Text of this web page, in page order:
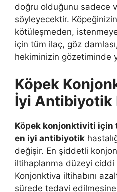
doğru olduğunu sadece
söyleyecektir.
kötüleşmeden,
için tüm ilaç, göz
hekiminizin gözetiminde
Köpek
İyi Antibiyotik
Köpek konjonktiviti
en iyi antibiyotik
değişir. En şiddetli
iltihaplanma düzeyi
Konjonktiva iltihabını
sürede tedavi